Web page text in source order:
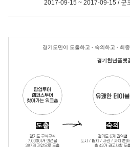
2017-09-15 ~ 2017-09-15 / 군
경기도민이 도출하고 - 숙의하고 - 최
경기천년플랫